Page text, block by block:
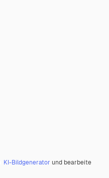
KI-Bildgenerator und bearbeite